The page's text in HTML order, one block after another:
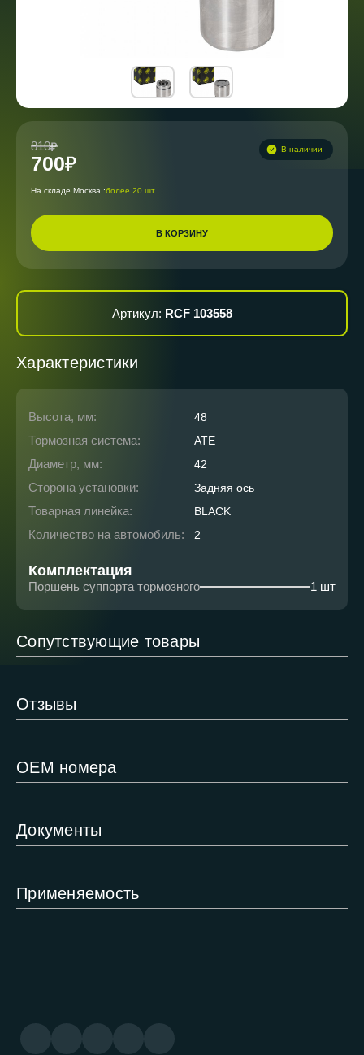
810
700
В наличии
На складе Москва :более 20 шт.
В КОРЗИНУ
Артикул: RCF 103558
Характеристики
Высота, мм: 48
Тормозная система: ATE
Диаметр, мм: 42
Сторона установки: Задняя ось
Товарная линейка: BLACK
Количество на автомобиль: 2
Комплектация
Поршень суппорта тормозного 1 шт
Сопутствующие товары
Отзывы
ОЕМ номера
Документы
Применяемость